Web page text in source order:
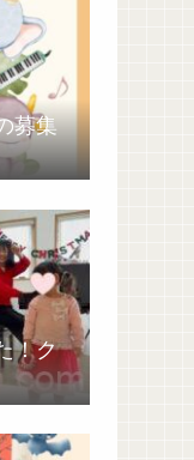
募集
！ク